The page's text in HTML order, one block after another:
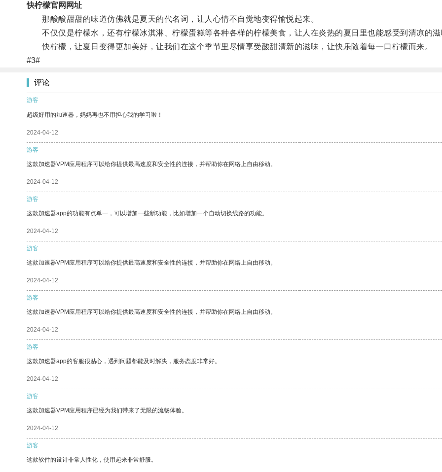
快柠檬官网网址
那酸酸甜甜的味道仿佛就是夏天的代名词，让人心情不自觉地变得愉悦起来。
不仅仅是柠檬水，还有柠檬冰淇淋、柠檬蛋糕等各种各样的柠檬美食，让人在炎热的夏日里也能感受到清凉的滋
快柠檬，让夏日变得更加美好，让我们在这个季节里尽情享受酸甜清新的滋味，让快乐随着每一口柠檬而来。
#3#
评论
游客
超级好用的加速器，妈妈再也不用担心我的学习啦！
2024-04-12
游客
这款加速器VPM应用程序可以给你提供最高速度和安全性的连接，并帮助你在网络上自由移动。
2024-04-12
游客
这款加速器app的功能有点单一，可以增加一些新功能，比如增加一个自动切换线路的功能。
2024-04-12
游客
这款加速器VPM应用程序可以给你提供最高速度和安全性的连接，并帮助你在网络上自由移动。
2024-04-12
游客
这款加速器VPM应用程序可以给你提供最高速度和安全性的连接，并帮助你在网络上自由移动。
2024-04-12
游客
这款加速器app的客服很贴心，遇到问题都能及时解决，服务态度非常好。
2024-04-12
游客
这款加速器VPM应用程序已经为我们带来了无限的流畅体验。
2024-04-12
游客
这款软件的设计非常人性化，使用起来非常舒服。